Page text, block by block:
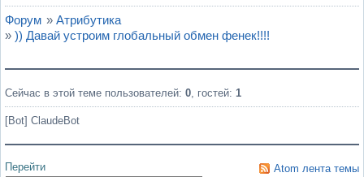
Форум » Атрибутика
» )) Давай устроим глобальный обмен фенек!!!!
Сейчас в этой теме пользователей: 0, гостей: 1
[Bot] ClaudeBot
Перейти Atom лента темы